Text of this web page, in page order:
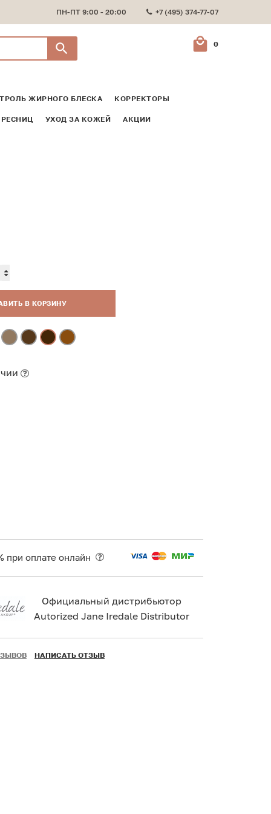
ПН-ПТ 9:00 - 20:00 +7 (495) 374-77-07
0
ЖИРНОГО БЛЕСКА КОРРЕКТОРЫ
УХОД ЗА КОЖЕЙ АКЦИИ
В КОРЗИНУ
при оплате онлайн
Официальный дистрибьютор
Autorized Jane Iredale Distributor
НАПИСАТЬ ОТЗЫВ